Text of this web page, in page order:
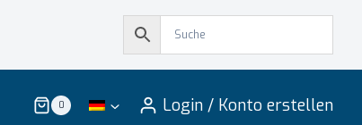
0 Login / Konto erstellen